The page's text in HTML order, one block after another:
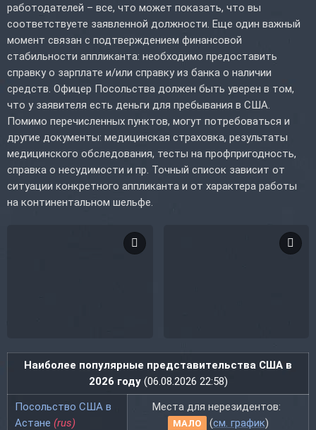
работодателей – все, что может показать, что вы
соответствуете заявленной должности. Еще один важный
момент связан с подтверждением финансовой
стабильности аппликанта: необходимо предоставить
справку о зарплате и/или справку из банка о наличии
средств. Офицер Посольства должен быть уверен в том,
что у заявителя есть деньги для пребывания в США.
Помимо перечисленных пунктов, могут потребоваться и
другие документы: медицинская страховка, результаты
медицинского обследования, тесты на профпригодность,
справка о несудимости и пр. Точный список зависит от
ситуации конкретного аппликанта и от характера работы
на континентальном шельфе.
Наиболее популярные представительства США в
2026 году(06.08.2026 22:58)
Посольство США в
Астане (rus)
Места для нерезидентов:
МАЛО (см. график)